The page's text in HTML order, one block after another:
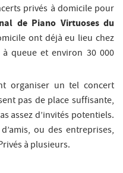
privés à domicile pour
de Piano Virtuoses du
ont déjà eu lieu chez
queue et environ 30 000
organiser un tel concert
pas de place suffisante,
assez d’invités potentiels.
ou des entreprises,
à plusieurs.